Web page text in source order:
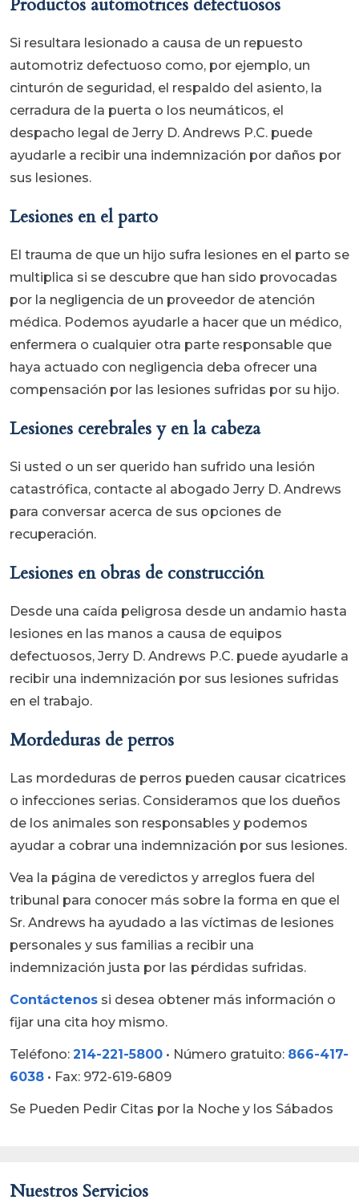
Si resultara lesionado a causa de un repuesto
automotriz defectuoso como, por ejemplo, un
cinturón de seguridad, el respaldo del asiento, la
cerradura de la puerta o los neumáticos, el
despacho legal de Jerry D. Andrews P.C. puede
ayudarle a recibir una indemnización por daños por
sus lesiones.
Lesiones en el parto
El trauma de que un hijo sufra lesiones en el parto se
multiplica si se descubre que han sido provocadas
por la negligencia de un proveedor de atención
médica. Podemos ayudarle a hacer que un médico,
enfermera o cualquier otra parte responsable que
haya actuado con negligencia deba ofrecer una
compensación por las lesiones sufridas por su hijo.
Lesiones cerebrales y en la cabeza
Si usted o un ser querido han sufrido una lesión
catastrófica, contacte al abogado Jerry D. Andrews
para conversar acerca de sus opciones de
recuperación.
Lesiones en obras de construcción
Desde una caída peligrosa desde un andamio hasta
lesiones en las manos a causa de equipos
defectuosos, Jerry D. Andrews P.C. puede ayudarle a
recibir una indemnización por sus lesiones sufridas
en el trabajo.
Mordeduras de perros
Las mordeduras de perros pueden causar cicatrices
o infecciones serias. Consideramos que los dueños
de los animales son responsables y podemos
ayudar a cobrar una indemnización por sus lesiones.
Vea la página de veredictos y arreglos fuera del
tribunal para conocer más sobre la forma en que el
Sr. Andrews ha ayudado a las víctimas de lesiones
personales y sus familias a recibir una
indemnización justa por las pérdidas sufridas.
Contáctenos si desea obtener más información o
fijar una cita hoy mismo.
Teléfono: 214-221-5800 • Número gratuito: 866-417-
6038 • Fax: 972-619-6809
Se Pueden Pedir Citas por la Noche y los Sábados
Nuestros Servicios